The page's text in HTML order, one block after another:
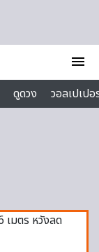
menu
ดูดวง
วอลเปเป